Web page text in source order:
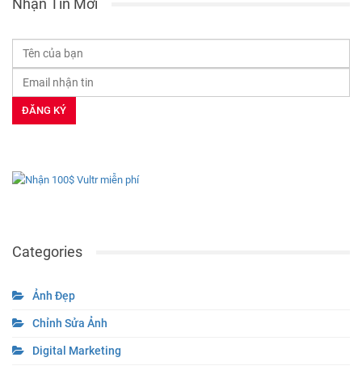
Nhận Tin Mới
Categories
Ảnh Đẹp
Chỉnh Sửa Ảnh
Digital Marketing